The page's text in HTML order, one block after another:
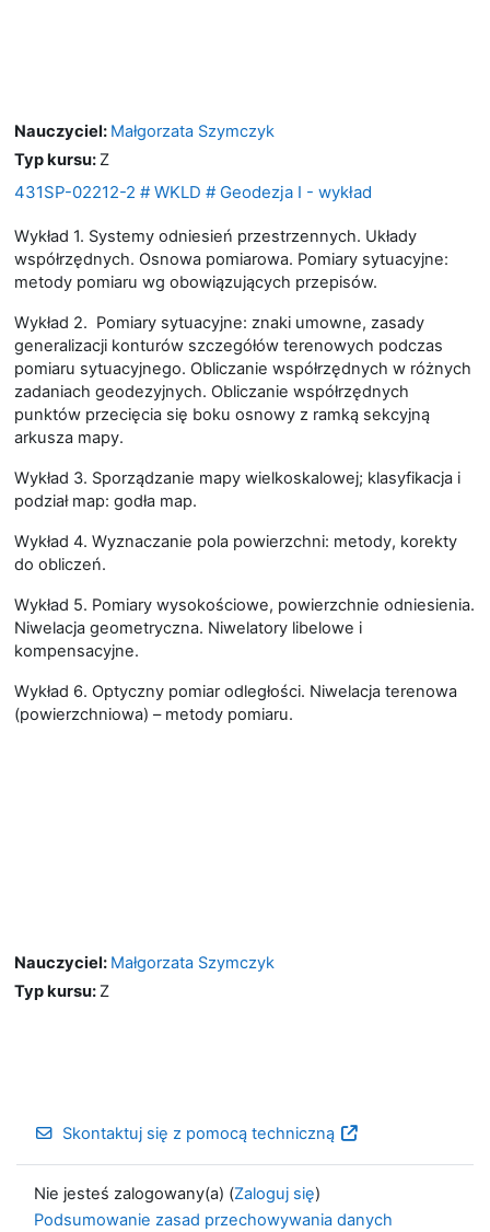
Nauczyciel: Małgorzata Szymczyk
Typ kursu: Z
431SP-02212-2 # WKLD # Geodezja I - wykład
Wykład 1. Systemy odniesień przestrzennych. Układy
współrzędnych. Osnowa pomiarowa. Pomiary sytuacyjne:
metody pomiaru wg obowiązujących przepisów.
Wykład 2. Pomiary sytuacyjne: znaki umowne, zasady
generalizacji konturów szczegółów terenowych podczas
pomiaru sytuacyjnego. Obliczanie współrzędnych w różnych
zadaniach geodezyjnych. Obliczanie współrzędnych
punktów przecięcia się boku osnowy z ramką sekcyjną
arkusza mapy.
Wykład 3. Sporządzanie mapy wielkoskalowej; klasyfikacja i
podział map: godła map.
Wykład 4. Wyznaczanie pola powierzchni: metody, korekty
do obliczeń.
Wykład 5. Pomiary wysokościowe, powierzchnie odniesienia.
Niwelacja geometryczna. Niwelatory libelowe i
kompensacyjne.
Wykład 6. Optyczny pomiar odległości. Niwelacja terenowa
(powierzchniowa) – metody pomiaru.
Nauczyciel: Małgorzata Szymczyk
Typ kursu: Z
Skontaktuj się z pomocą techniczną
Nie jesteś zalogowany(a) (Zaloguj się)
Podsumowanie zasad przechowywania danych